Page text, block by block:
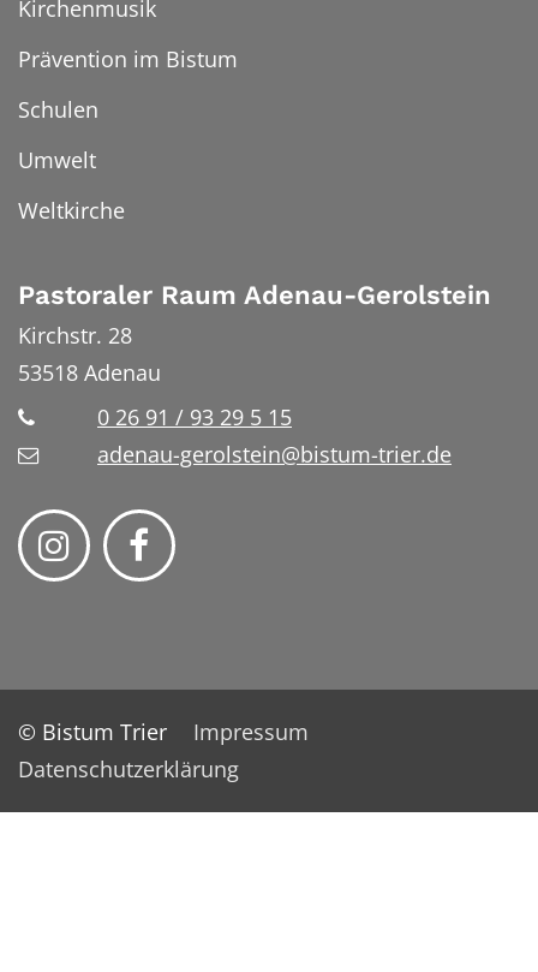
Kirchenmusik
Prävention im Bistum
Schulen
Umwelt
Weltkirche
Pastoraler Raum Adenau-Gerolstein
Kirchstr. 28
53518 Adenau
0 26 91 / 93 29 5 15
adenau-gerolstein@bistum-trier.de
© Bistum Trier
Impressum
Datenschutzerklärung